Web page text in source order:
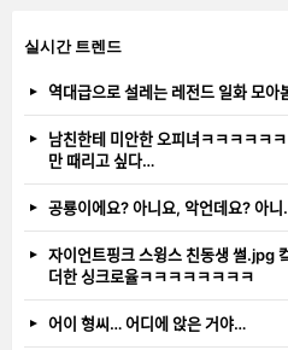
실시간 트렌드
역대급으로 설레는 레전드 일화
남친한테 미안한 오피녀ㅋㅋㅋㅋㅋㅋ
만 때리고 싶다…
공룡이에요? 아니요, 악언데요?
자이언트핑크 스윙스 친동생
더한 싱크로율ㅋㅋㅋㅋㅋㅋㅋㅋ
어이 형씨… 어디에 앉은 거야…